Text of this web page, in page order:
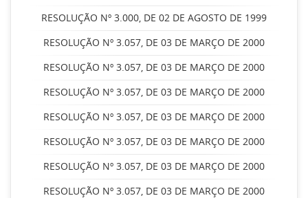
RESOLUÇÃO Nº 3.000, DE 02 DE AGOSTO DE 1999
RESOLUÇÃO Nº 3.057, DE 03 DE MARÇO DE 2000
RESOLUÇÃO Nº 3.057, DE 03 DE MARÇO DE 2000
RESOLUÇÃO Nº 3.057, DE 03 DE MARÇO DE 2000
RESOLUÇÃO Nº 3.057, DE 03 DE MARÇO DE 2000
RESOLUÇÃO Nº 3.057, DE 03 DE MARÇO DE 2000
RESOLUÇÃO Nº 3.057, DE 03 DE MARÇO DE 2000
RESOLUÇÃO Nº 3.057, DE 03 DE MARÇO DE 2000